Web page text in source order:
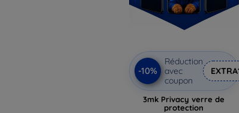
-10%
Réduction
avec
coupon
3mk Privacy verre de
protection